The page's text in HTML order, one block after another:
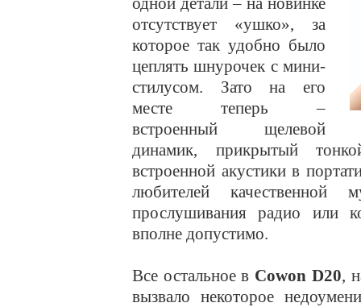
отсутствует «ушко», за
которое так удобно было
цеплять шнурочек с мини-
стилусом. Зато на его
месте теперь –
встроенный щелевой
динамик, прикрытый
встроенной акустики в
любителей
прослушивания радио или
вполне допустимо.
Все остальное в Cowon D20,
вызвало некоторое